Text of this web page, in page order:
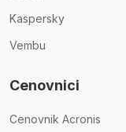
Kaspersky
Vembu
Cenovnici
Cenovnik Acronis